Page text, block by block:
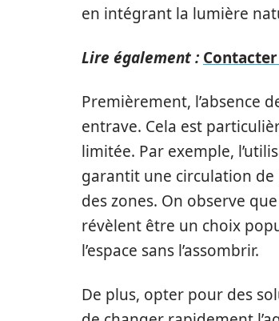
en intégrant la lumière
Lire également :
Premièrement, l’absence
entrave. Cela est
limitée. Par exemple,
garantit une circulation
des zones. On observe
révèlent être un choix
l’espace sans l’assombrir.
De plus, opter pour des